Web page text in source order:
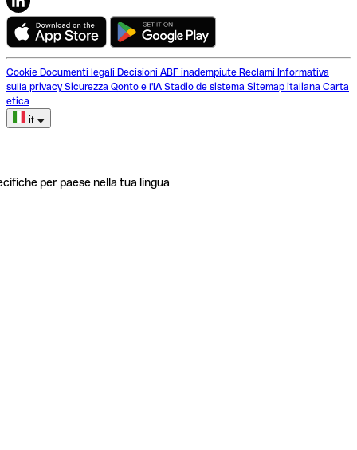
Cookie Documenti legali Decisioni ABF inadempiute Reclami Informativa
sulla privacy Sicurezza Qonto e l'IA Stadio de sistema Sitemap italiana Carta
etica
it
per paese nella tua lingua